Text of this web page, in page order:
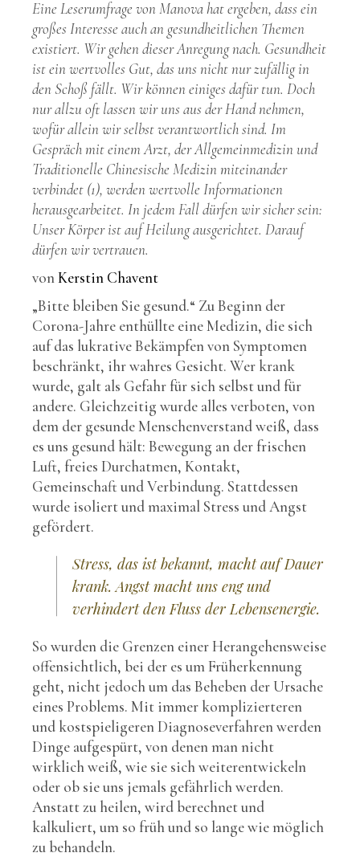
Eine Leserumfrage von Manova hat ergeben, dass ein
großes Interesse auch an gesundheitlichen Themen
existiert. Wir gehen dieser Anregung nach. Gesundheit
ist ein wertvolles Gut, das uns nicht nur zufällig in
den Schoß fällt. Wir können einiges dafür tun. Doch
nur allzu oft lassen wir uns aus der Hand nehmen,
wofür allein wir selbst verantwortlich sind. Im
Gespräch mit einem Arzt, der Allgemeinmedizin und
Traditionelle Chinesische Medizin miteinander
verbindet (1), werden wertvolle Informationen
herausgearbeitet. In jedem Fall dürfen wir sicher sein:
Unser Körper ist auf Heilung ausgerichtet. Darauf
dürfen wir vertrauen.
vonKerstin Chavent
„Bitte bleiben Sie gesund.“ Zu Beginn der
Corona-Jahre enthüllte eine Medizin, die sich
auf das lukrative Bekämpfen von Symptomen
beschränkt, ihr wahres Gesicht. Wer krank
wurde, galt als Gefahr für sich selbst und für
andere. Gleichzeitig wurde alles verboten, von
dem der gesunde Menschenverstand weiß, dass
es uns gesund hält: Bewegung an der frischen
Luft, freies Durchatmen, Kontakt,
Gemeinschaft und Verbindung. Stattdessen
wurde isoliert und maximal Stress und Angst
gefördert.
Stress, das ist bekannt, macht auf Dauer
krank. Angst macht uns eng und
verhindert den Fluss der Lebensenergie.
So wurden die Grenzen einer Herangehensweise
offensichtlich, bei der es um Früherkennung
geht, nicht jedoch um das Beheben der Ursache
eines Problems. Mit immer komplizierteren
und kostspieligeren Diagnoseverfahren werden
Dinge aufgespürt, von denen man nicht
wirklich weiß, wie sie sich weiterentwickeln
oder ob sie uns jemals gefährlich werden.
Anstatt zu heilen, wird berechnet und
kalkuliert, um so früh und so lange wie möglich
zu behandeln.